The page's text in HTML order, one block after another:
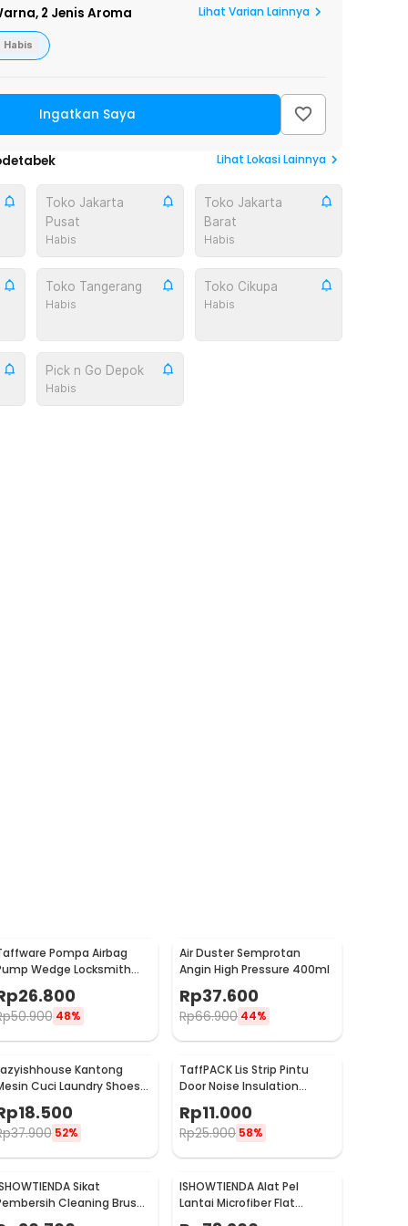
2 Jenis Aroma Lihat Varian Lainnya
Habis
Ingatkan Saya
Lihat Lokasi Lainnya
Toko Jakarta
Pusat
Habis
Toko Jakarta
Barat
Habis
Toko Tangerang
Habis
Toko Cikupa
Habis
Pick n Go Depok
Habis
Pompa Airbag
Wedge Locksmith
Tools Size L
26.800
50.900 48%
Air Duster Semprotan
Angin High Pressure 400ml
Rp37.600
Rp66.900 44%
Kantong
Cuci Laundry Shoes
Washing Mesh Bag - 62319
18.500
37.900 52%
TaffPACK Lis Strip Pintu
Door Noise Insulation
Rp11.000
Rp25.900 58%
Sikat
Cleaning Brush
ISHOWTIENDA Alat Pel
Lantai Microfiber Flat
Flexible Head with Bucket -